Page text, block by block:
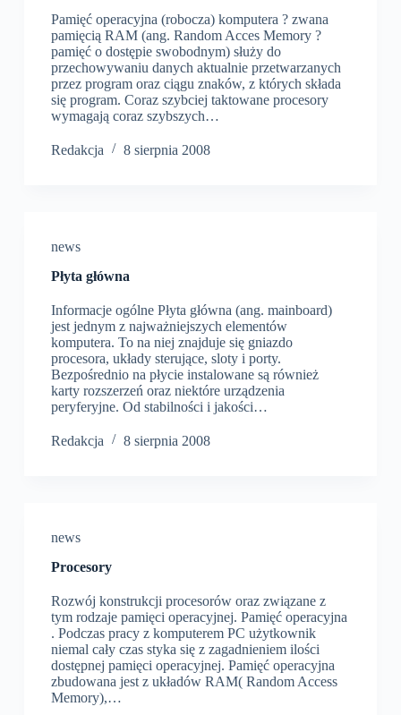
Pamięć operacyjna (robocza) komputera ? zwana
pamięcią RAM (ang. Random Acces Memory ?
pamięć o dostępie swobodnym) służy do
przechowywaniu danych aktualnie przetwarzanych
przez program oraz ciągu znaków, z których składa
się program. Coraz szybciej taktowane procesory
wymagają coraz szybszych…
Redakcja 8 sierpnia 2008
news
Płyta główna
Informacje ogólne Płyta główna (ang. mainboard)
jest jednym z najważniejszych elementów
komputera. To na niej znajduje się gniazdo
procesora, układy sterujące, sloty i porty.
Bezpośrednio na płycie instalowane są również
karty rozszerzeń oraz niektóre urządzenia
peryferyjne. Od stabilności i jakości…
Redakcja 8 sierpnia 2008
news
Procesory
Rozwój konstrukcji procesorów oraz związane z
tym rodzaje pamięci operacyjnej. Pamięć operacyjna
. Podczas pracy z komputerem PC użytkownik
niemal cały czas styka się z zagadnieniem ilości
dostępnej pamięci operacyjnej. Pamięć operacyjna
zbudowana jest z układów RAM( Random Access
Memory),…